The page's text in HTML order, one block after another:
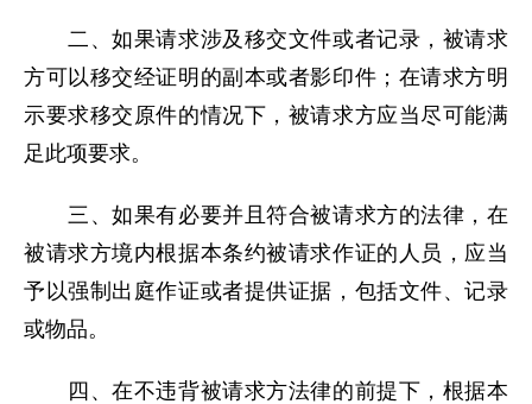
二、如果请求涉及移交文件或者记录，被请求
方可以移交经证明的副本或者影印件；在请求方明
示要求移交原件的情况下，被请求方应当尽可能满
足此项要求。
三、如果有必要并且符合被请求方的法律，在
被请求方境内根据本条约被请求作证的人员，应当
予以强制出庭作证或者提供证据，包括文件、记录
或物品。
四、在不违背被请求方法律的前提下，根据本